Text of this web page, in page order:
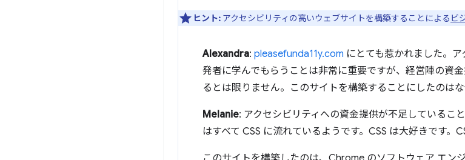
ヒント: アクセシビリティの高いウェブサイトを構築することによる ビ
Alexandra: pleasefunda11y.com にとても惹かれました。
発者に学んでもらうことは非常に重要ですが、経営陣の資
るとは限りません。このサイトを構築することにしたのは
Melanie: アクセシビリティへの資金提供が不足しているこ
はすべて CSS に流れているようです。CSS は大好きです。